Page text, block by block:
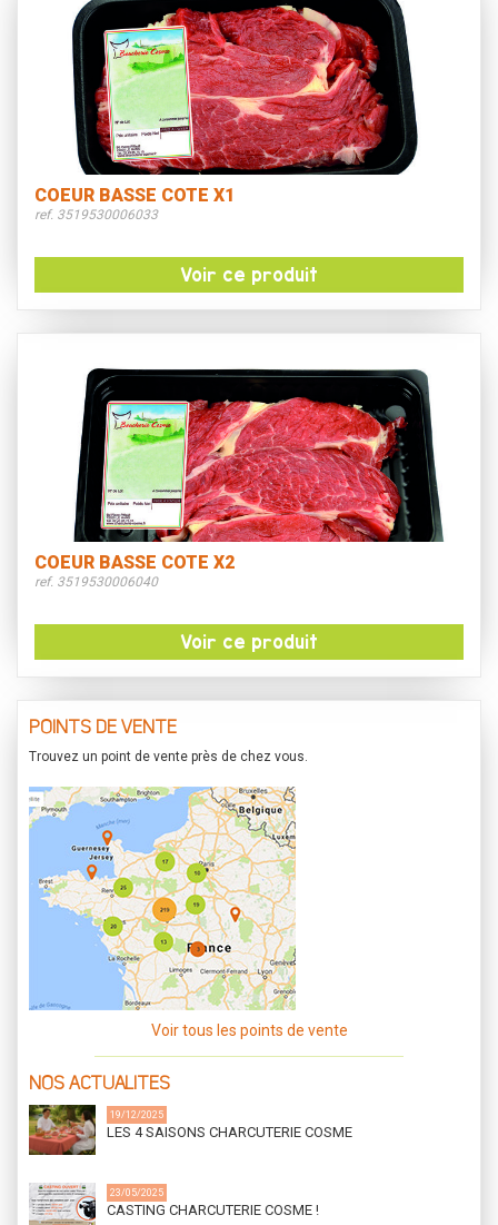
COEUR BASSE COTE X1
ref. 3519530006033
Voir ce produit
COEUR BASSE COTE X2
ref. 3519530006040
Voir ce produit
POINTS DE VENTE
Trouvez un point de vente près de chez vous.
Voir tous les points de vente
NOS ACTUALITES
19/12/2025
LES 4 SAISONS CHARCUTERIE COSME
23/05/2025
CASTING CHARCUTERIE COSME !